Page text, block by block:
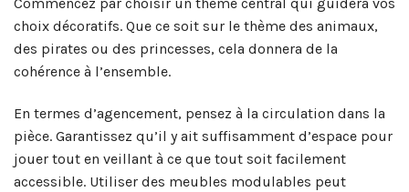
Commencez par choisir un thème central qui guidera vos
choix décoratifs. Que ce soit sur le thème des animaux,
des pirates ou des princesses, cela donnera de la
cohérence à l’ensemble.
En termes d’agencement, pensez à la circulation dans la
pièce. Garantissez qu’il y ait suffisamment d’espace pour
jouer tout en veillant à ce que tout soit facilement
accessible. Utiliser des meubles modulables peut